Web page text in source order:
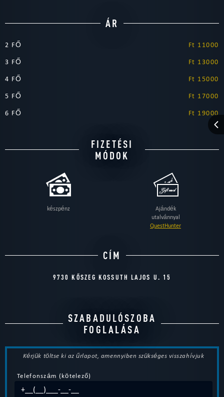
ÁR
2 FŐ
Ft 11000
3 FŐ
Ft 13000
4 FŐ
Ft 15000
5 FŐ
Ft 17000
6 FŐ
Ft 19000
FIZETÉSI
MÓDOK
készpénz
Ajándék
utalvánnyal
QuestHunter
CÍM
9730 KŐSZEG KOSSUTH LAJOS U. 15
SZABADULÓSZOBA
FOGLALÁSA
Kérjük töltse ki az űrlapot, amennyiben szükséges visszahívjuk
Telefonszám (kötelező)